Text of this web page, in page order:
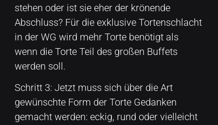
stehen oder ist sie eher der krönende
Abschluss? Für die exklusive Tortenschlacht
in der WG wird mehr Torte benötigt als
wenn die Torte Teil des großen Buffets
werden soll.
Schritt 3: Jetzt muss sich über die Art
gewünschte Form der Torte Gedanken
gemacht werden: eckig, rund oder vielleicht